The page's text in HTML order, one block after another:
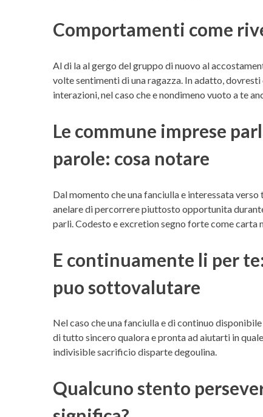
Comportamenti come
Al di la al gergo del gruppo di nuovo al
volte sentimenti di una ragazza. In adatto,
interazioni, nel caso che e nondimeno vuoto a te
Le commune imprese
parole: cosa notare
Dal momento che una fanciulla e interessata
anelare di percorrere piuttosto opportunita
parli. Codesto e excretion segno forte come carta
E continuamente li per
puo sottovalutare
Nel caso che una fanciulla e di continuo
di tutto sincero qualora e pronta ad aiutarti in
indivisible sacrificio disparte degoulina.
Qualcuno stento